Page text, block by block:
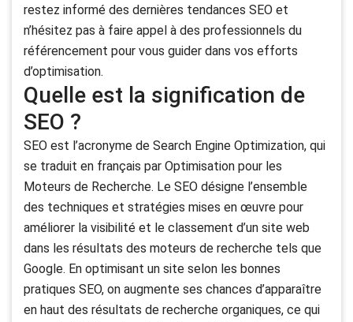
restez informé des dernières tendances SEO et
n’hésitez pas à faire appel à des professionnels du
référencement pour vous guider dans vos efforts
d’optimisation.
Quelle est la signification de
SEO ?
SEO est l’acronyme de Search Engine Optimization, qui
se traduit en français par Optimisation pour les
Moteurs de Recherche. Le SEO désigne l’ensemble
des techniques et stratégies mises en œuvre pour
améliorer la visibilité et le classement d’un site web
dans les résultats des moteurs de recherche tels que
Google. En optimisant un site selon les bonnes
pratiques SEO, on augmente ses chances d’apparaître
en haut des résultats de recherche organiques, ce qui